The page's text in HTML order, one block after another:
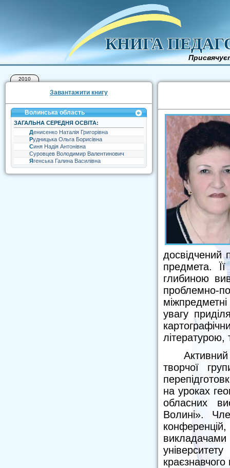
КНИГА
2010
Завантажити книгу
Волинська область
ЗАГАЛЬНА СЕРЕДНЯ ОСВІТА:
Денисенко Наталія Григорівна
Рудницька Ольга Борисівна
Синя Надія Антонівна
Суровцев Володимир Валентинович
Ягенська Галина Василівна
досвідчений
предмета.
глибиною
увагу
творчої
на уроках
обласних
Волині».
конференцій,